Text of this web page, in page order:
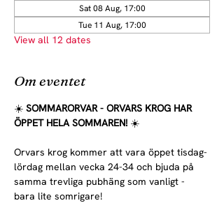
Sat 08 Aug, 17:00
Tue 11 Aug, 17:00
View all 12 dates
Om eventet
☀️ SOMMARORVAR - ORVARS KROG HAR
ÖPPET HELA SOMMAREN! ☀️
Orvars krog kommer att vara öppet tisdag-
lördag mellan vecka 24-34 och bjuda på
samma trevliga pubhäng som vanligt -
bara lite somrigare!